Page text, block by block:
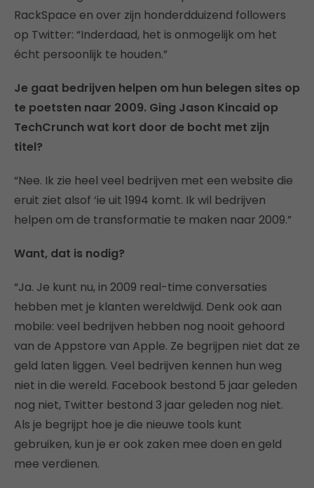
RackSpace en over zijn honderdduizend followers
op Twitter: “Inderdaad, het is onmogelijk om het
écht persoonlijk te houden.”
Je gaat bedrijven helpen om hun belegen sites op
te poetsten naar 2009. Ging Jason Kincaid op
TechCrunch wat kort door de bocht met zijn
titel?
“Nee. Ik zie heel veel bedrijven met een website die
eruit ziet alsof ‘ie uit 1994 komt. Ik wil bedrijven
helpen om de transformatie te maken naar 2009.”
Want, dat is nodig?
“Ja. Je kunt nu, in 2009 real-time conversaties
hebben met je klanten wereldwijd. Denk ook aan
mobile: veel bedrijven hebben nog nooit gehoord
van de Appstore van Apple. Ze begrijpen niet dat ze
geld laten liggen. Veel bedrijven kennen hun weg
niet in die wereld. Facebook bestond 5 jaar geleden
nog niet, Twitter bestond 3 jaar geleden nog niet.
Als je begrijpt hoe je die nieuwe tools kunt
gebruiken, kun je er ook zaken mee doen en geld
mee verdienen.